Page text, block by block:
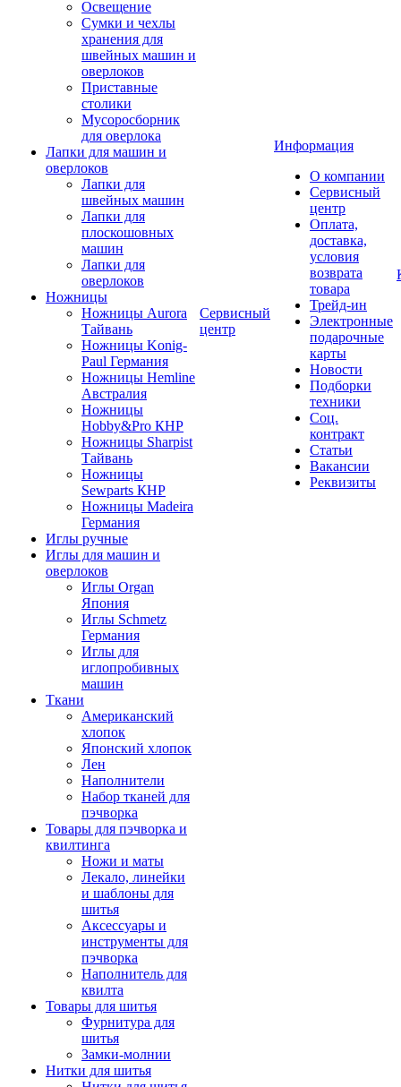
Освещение
Сумки и чехлы
хранения для
швейных машин и
оверлоков
Приставные
столики
Мусоросборник
для оверлока
Лапки для машин и
оверлоков
Лапки для
швейных машин
Лапки для
плоскошовных
машин
Лапки для
оверлоков
Ножницы
Ножницы Aurora
Тайвань
Ножницы Konig-
Paul Германия
Ножницы Hemline
Австралия
Ножницы
Hobby&Pro КНР
Ножницы Sharpist
Тайвань
Ножницы
Sewparts КНР
Ножницы Madeira
Германия
Иглы ручные
Иглы для машин и
оверлоков
Иглы Organ
Япония
Иглы Schmetz
Германия
Иглы для
иглопробивных
машин
Ткани
Американский
хлопок
Японский хлопок
Лен
Наполнители
Набор тканей для
пэчворка
Товары для пэчворка и
квилтинга
Ножи и маты
Лекало, линейки
и шаблоны для
шитья
Аксессуары и
инструменты для
пэчворка
Наполнитель для
квилта
Товары для шитья
Фурнитура для
шитья
Замки-молнии
Нитки для шитья
Сервисный
центр
Информация
О компании
Сервисный
центр
Оплата,
доставка,
условия
возврата
товара
Трейд-ин
Электронные
подарочные
карты
Новости
Подборки
техники
Соц.
контракт
Статьи
Вакансии
Реквизиты